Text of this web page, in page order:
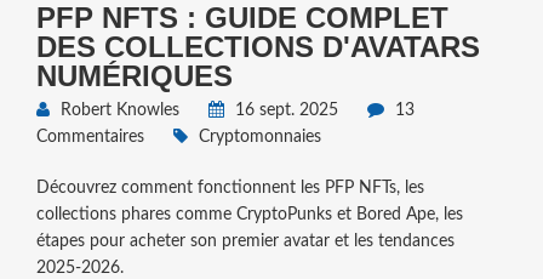
PFP NFTS : GUIDE COMPLET
DES COLLECTIONS D'AVATARS
NUMÉRIQUES
Robert Knowles 16 sept. 2025
13
Commentaires
Cryptomonnaies
Découvrez comment fonctionnent les PFP NFTs, les
collections phares comme CryptoPunks et Bored Ape, les
étapes pour acheter son premier avatar et les tendances
2025‑2026.